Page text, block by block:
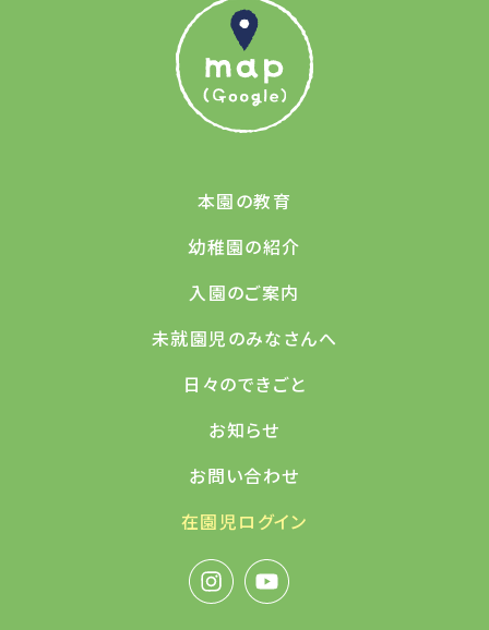
本園の教育
幼稚園の紹介
入園のご案内
未就園児のみなさんへ
日々のできごと
お知らせ
お問い合わせ
在園児ログイン